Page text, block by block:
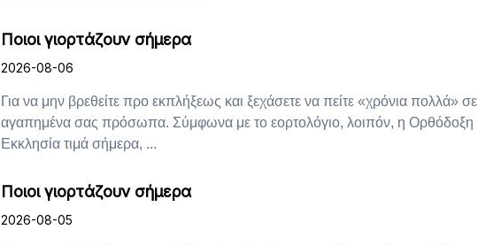
Ποιοι γιορτάζουν σήμερα
2026-08-06
Για να μην βρεθείτε προ εκπλήξεως και ξεχάσετε να πείτε «χρόνια πολλά» σε
αγαπημένα σας πρόσωπα. Σύμφωνα με το εορτολόγιο, λοιπόν, η Ορθόδοξη
Εκκλησία τιμά σήμερα, ...
Ποιοι γιορτάζουν σήμερα
2026-08-05